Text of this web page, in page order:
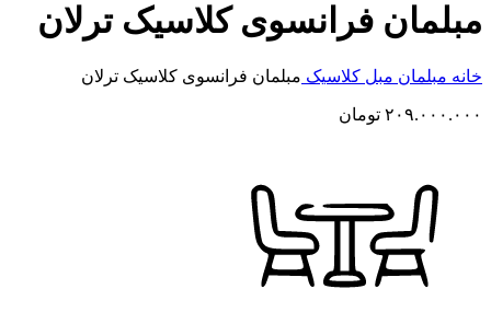
مبلمان فرانسوی کلاسیک ترلان
خانه مبلمان مبل کلاسیک مبلمان فرانسوی کلاسیک ترلان
۲۰۹.۰۰۰.۰۰۰ تومان